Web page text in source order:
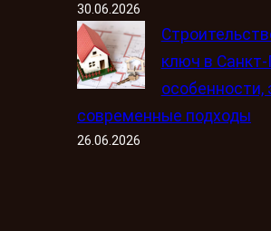
30.06.2026
ключ в Санкт-
особенности,
современные подходы
26.06.2026